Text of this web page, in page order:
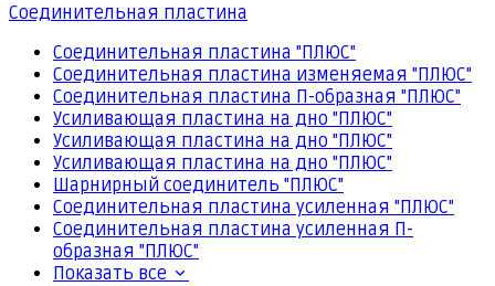
Соединительная пластина
Соединительная пластина "ПЛЮС"
Соединительная пластина изменяемая "ПЛЮС"
Соединительная пластина П-образная "ПЛЮС"
Усиливающая пластина на дно "ПЛЮС"
Усиливающая пластина на дно "ПЛЮС"
Усиливающая пластина на дно "ПЛЮС"
Шарнирный соединитель "ПЛЮС"
Соединительная пластина усиленная "ПЛЮС"
Соединительная пластина усиленная П-
образная "ПЛЮС"
Показать все